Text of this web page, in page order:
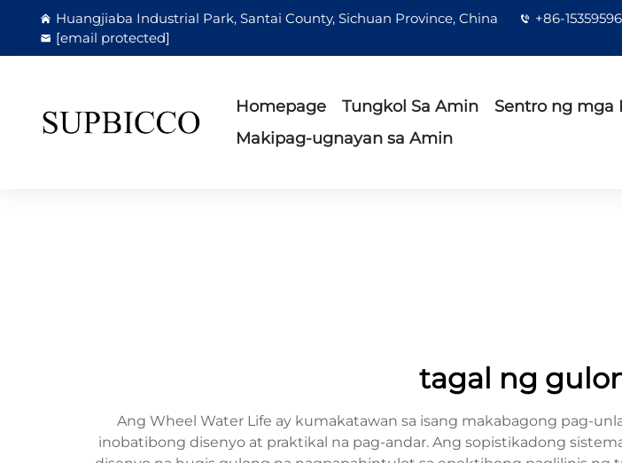
Huangjiaba Industrial Park, Santai County, Sichuan Province, China
+86-
[email protected]
Homepage Tungkol Sa Amin Sentro ng mga
Makipag-ugnayan sa Amin
tagal ng
Ang Wheel Water Life ay kumakatawan sa isang makabagong pag-
inobatibong disenyo at praktikal na pag-andar. Ang sopistikadong